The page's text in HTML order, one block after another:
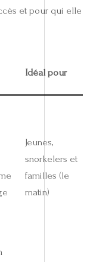
et pour qui elle
Idéal pour
Jeunes,
snorkelers et
familles (le
matin)